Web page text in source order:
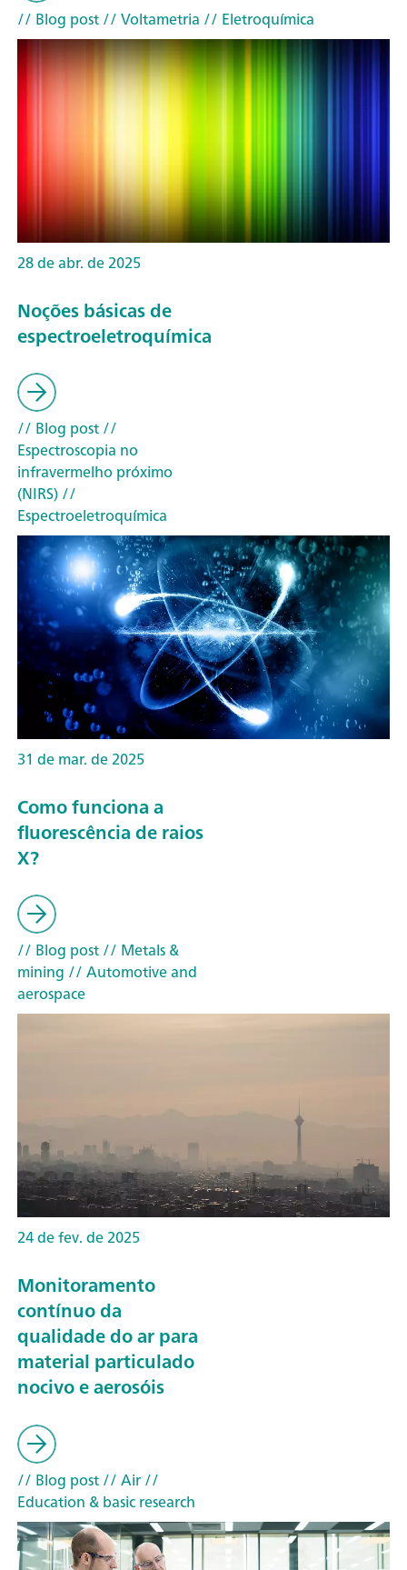
// Blog post// Voltametria // Eletroquímica
28 de abr. de 2025
Noções básicas de
espectroeletroquímica
// Blog post//
Espectroscopia no
infravermelho próximo
(NIRS)//
Espectroeletroquímica
31 de mar. de 2025
Como funciona a
fluorescência de raios
X?
// Blog post// Metals &
mining // Automotive and
aerospace
24 de fev. de 2025
Monitoramento
contínuo da
qualidade do ar para
material particulado
nocivo e aerosóis
// Blog post// Air//
Education & basic research